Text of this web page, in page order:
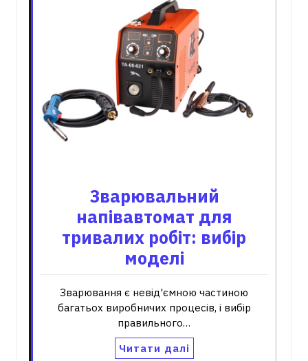
Зварювальний
напівавтомат для
тривалих робіт: вибір
моделі
Зварювання є невід'ємною частиною
багатьох виробничих процесів, і вибір
правильного…
Читати далі